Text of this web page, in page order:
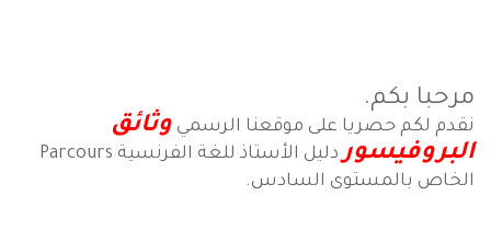
مرحبا بكم.
نقدم لكم حصريا على موقعنا الرسمي وثائق
البروفيسور
دليل الأستاذ للغة الفرنسية Parcours
الخاص بالمستوى السادس.